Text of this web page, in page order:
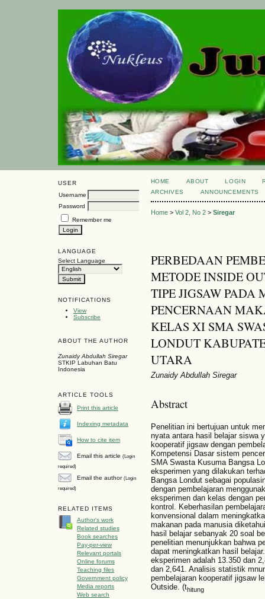
USER
Username
Password
Remember me
LANGUAGE
Select Language
NOTIFICATIONS
View
Subscribe
ABOUT THE AUTHOR
Zunaidy Abdullah Siregar
STKIP Labuhan Batu
Indonesia
ARTICLE TOOLS
Print this article
Indexing metadata
How to cite item
Email this article (Login
required)
Email the author (Login
required)
RELATED ITEMS
Author's work
Related studies
Book searches
Pay-per-view
Relevant portals
Online forums
Teaching files
Government policy
Media reports
Web search
HOME ABOUT LOGIN
ARCHIVES
ANNOUNCEMENTS
Home> Vol 2, No 2> Siregar
PERBEDAAN
METODE INSIDE
TIPE JIGSAW PADA
PENCERNAAN
KELAS XI SMA
LONDUT
UTARA
Zunaidy Abdullah Siregar
Abstract
Penelitian ini bertujuan untuk
nyata antara hasil belajar siswa
kooperatif jigsaw dengan
Kompetensi Dasar sistem
SMA Swasta Kusuma Bangsa
eksperimen yang dilakukan
Bangsa Londut sebagai
dengan pembelajaran
eksperimen dan kelas dengan
kontrol. Keberhasilan
konvensional dalam
makanan pada manusia
hasil belajar sebanyak 20 soal
penelitian menunjukkan bahwa
dapat meningkatkan hasil
eksperimen adalah 13.350 dan
dan 2,641. Analisis statistik
pembelajaran kooperatif jigsaw
Outside. (thitung